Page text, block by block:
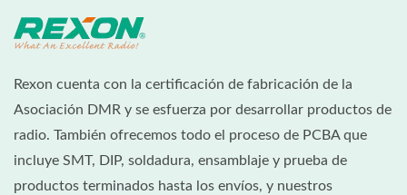
Rexon cuenta con la certificación de fabricación de la
Asociación DMR y se esfuerza por desarrollar productos de
radio. También ofrecemos todo el proceso de PCBA que
incluye SMT, DIP, soldadura, ensamblaje y prueba de
productos terminados hasta los envíos, y nuestros